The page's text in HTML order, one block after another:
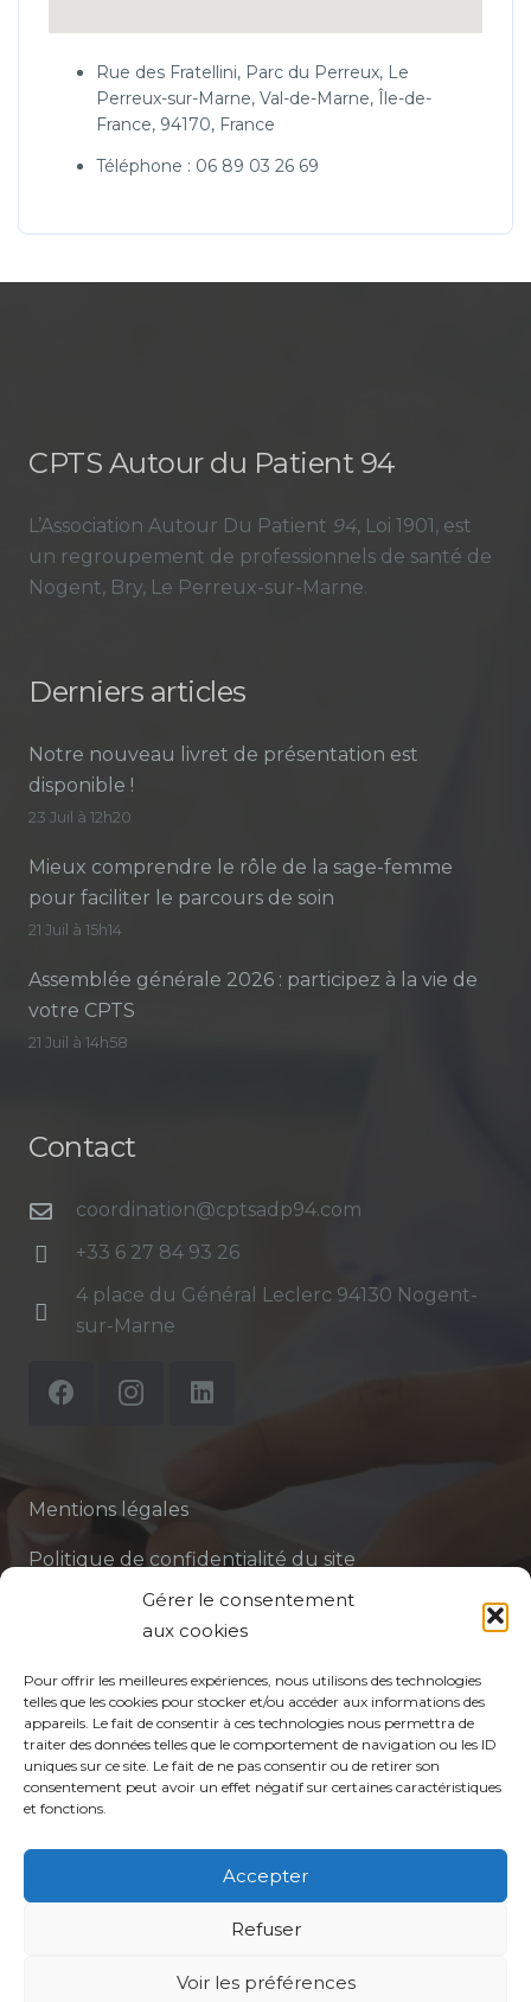
Gérer le consentement
aux cookies
Pour offrir les meilleures expériences, nous utilisons des technologies
telles que les cookies pour stocker et/ou accéder aux informations des
appareils. Le fait de consentir à ces technologies nous permettra de
traiter des données telles que le comportement de navigation ou les ID
uniques sur ce site. Le fait de ne pas consentir ou de retirer son
consentement peut avoir un effet négatif sur certaines caractéristiques
et fonctions.
Accepter
Refuser
Voir les préférences
Rue des Fratellini, Parc du Perreux, Le
Perreux-sur-Marne, Val-de-Marne, Île-de-
France, 94170, France
Téléphone : 06 89 03 26 69
CPTS Autour du Patient 94
L’Association Autour Du Patient 94, Loi 1901, est
un regroupement de professionnels de santé de
Nogent, Bry, Le Perreux-sur-Marne.
Derniers articles
Notre nouveau livret de présentation est
disponible !
23 Juil à 12h20
Mieux comprendre le rôle de la sage-femme
pour faciliter le parcours de soin
21 Juil à 15h14
Assemblée générale 2026 : participez à la vie de
votre CPTS
21 Juil à 14h58
Contact
coordination@cptsadp94.com
+33 6 27 84 93 26
4 place du Général Leclerc 94130 Nogent-
sur-Marne
Mentions légales
Politique de confidentialité du site
Politique de protection des données de la CPTS
Votre CPTS
Professionnels de santé